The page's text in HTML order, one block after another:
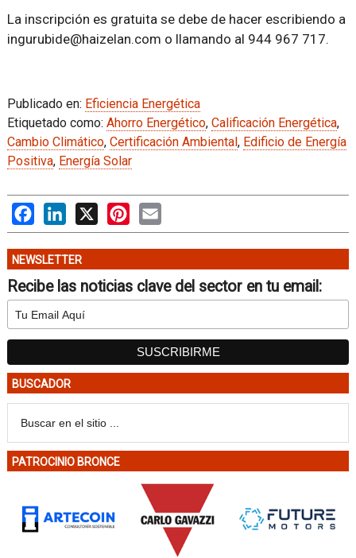
La inscripción es gratuita se debe de hacer escribiendo a
ingurubide@haizelan.com o llamando al 944 967 717.
Publicado en: Eficiencia Energética
Etiquetado como: Ahorro Energético, Calificación Energética,
Cambio Climático, Certificación Ambiental, Edificio de Energía
Positiva, Energía Solar
FacebookLinkedIn
X PinterestEmail
NEWSLETTER
Recibe las noticias clave del sector en tu email:
BUSCADOR
PATROCINIO BRONCE